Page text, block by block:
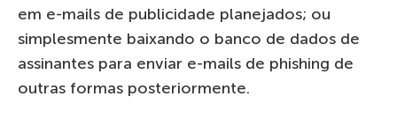
em e-mails de publicidade planejados; ou
simplesmente baixando o banco de dados de
assinantes para enviar e-mails de phishing de
outras formas posteriormente.